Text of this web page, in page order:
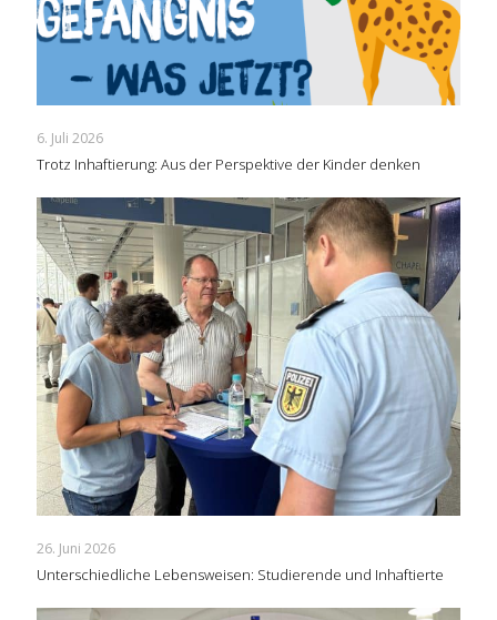
6. Juli 2026
Trotz Inhaftierung: Aus der Perspektive der Kinder denken
26. Juni 2026
Unterschiedliche Lebensweisen: Studierende und Inhaftierte